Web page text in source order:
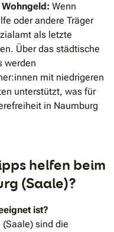
Wenn
oder andere Träger
als letzte
Über das städtische
werden
mit niedrigeren
unterstützt, was für
in Naumburg
helfen beim
(Saale)?
ist?
sind die